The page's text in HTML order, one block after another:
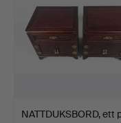
NATTDUKSBORD, ett